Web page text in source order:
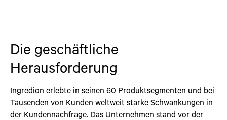
Die geschäftliche
Herausforderung
Ingredion erlebte in seinen 60 Produktsegmenten und bei
Tausenden von Kunden weltweit starke Schwankungen in
der Kundennachfrage. Das Unternehmen stand vor der